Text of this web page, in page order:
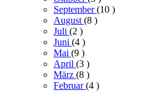
September(10 )
August(8 )
Juli (2 )
Juni (4 )
Mai (9 )
April (3 )
März (8 )
Februar(4 )